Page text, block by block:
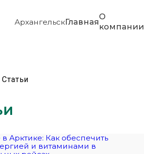
АрхангельскГлавная
О
компании
Статьи